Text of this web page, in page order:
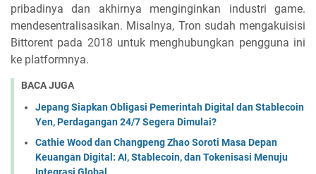
pribadinya dan akhirnya menginginkan industri game.
mendesentralisasikan. Misalnya, Tron sudah mengakuisisi
Bittorent pada 2018 untuk menghubungkan pengguna ini
ke platformnya.
BACA JUGA
Jepang Siapkan Obligasi Pemerintah Digital dan Stablecoin
Yen, Perdagangan 24/7 Segera Dimulai?
Cathie Wood dan Changpeng Zhao Soroti Masa Depan
Keuangan Digital: AI, Stablecoin, dan Tokenisasi Menuju